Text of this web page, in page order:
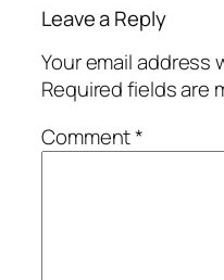
Leave a Reply
Your email address
Required fields are
Comment*